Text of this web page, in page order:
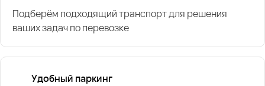
Подберём подходящий транспорт для решения
ваших задач по перевозке
Удобный паркинг